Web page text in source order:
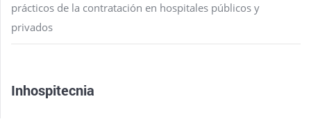
prácticos de la contratación en hospitales públicos y
privados
Inhospitecnia